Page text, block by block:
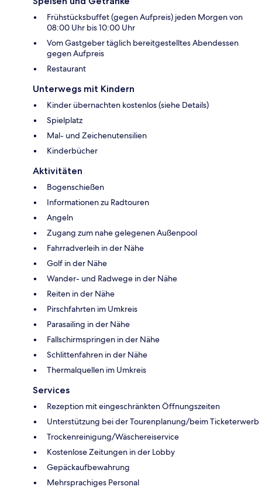
Frühstücksbuffet (gegen Aufpreis) jeden Morgen von
08:00 Uhr bis 10:00 Uhr
Vom Gastgeber täglich bereitgestelltes Abendessen
gegen Aufpreis
Restaurant
Unterwegs mit Kindern
Kinder übernachten kostenlos (siehe Details)
Spielplatz
Mal- und Zeichenutensilien
Kinderbücher
Aktivitäten
Bogenschießen
Informationen zu Radtouren
Angeln
Zugang zum nahe gelegenen Außenpool
Fahrradverleih in der Nähe
Golf in der Nähe
Wander- und Radwege in der Nähe
Reiten in der Nähe
Pirschfahrten im Umkreis
Parasailing in der Nähe
Fallschirmspringen in der Nähe
Schlittenfahren in der Nähe
Thermalquellen im Umkreis
Services
Rezeption mit eingeschränkten Öffnungszeiten
Unterstützung bei der Tourenplanung/beim Ticketerwerb
Trockenreinigung/Wäschereiservice
Kostenlose Zeitungen in der Lobby
Gepäckaufbewahrung
Mehrsprachiges Personal